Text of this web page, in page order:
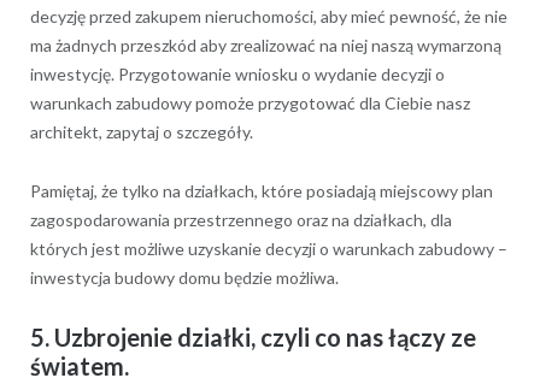
decyzję przed zakupem nieruchomości, aby mieć pewność, że nie
ma żadnych przeszkód aby zrealizować na niej naszą wymarzoną
inwestycję. Przygotowanie wniosku o wydanie decyzji o
warunkach zabudowy pomoże przygotować dla Ciebie nasz
architekt, zapytaj o szczegóły.
Pamiętaj, że tylko na działkach, które posiadają miejscowy plan
zagospodarowania przestrzennego oraz na działkach, dla
których jest możliwe uzyskanie decyzji o warunkach zabudowy –
inwestycja budowy domu będzie możliwa.
5. Uzbrojenie działki, czyli co nas łączy ze
światem.